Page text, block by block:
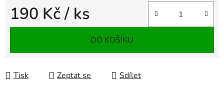
190 Kč/ ks
Měrná cena:
DO KOŠÍKU
Tisk Zeptat se Sdílet